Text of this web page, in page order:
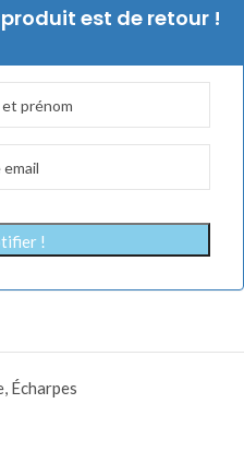
est de retour !
!
, Écharpes